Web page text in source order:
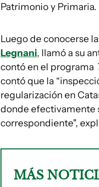
Patrimonio y Primaria.
Luego de conocerse
Legnani, llamó a su
contó en el programa
contó que la
regularización en
donde efectivamente
correspondiente",
MÁS